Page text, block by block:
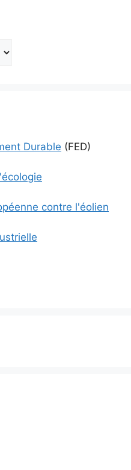
Durable (FED)
contre l'éolien